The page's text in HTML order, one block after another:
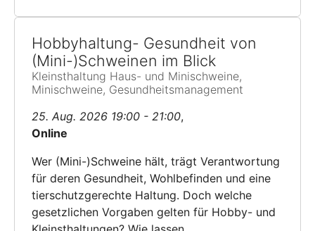
Hobbyhaltung- Gesundheit von
(Mini-)Schweinen im Blick
Kleinsthaltung Haus- und Minischweine,
Minischweine, Gesundheitsmanagement
25. Aug. 2026 19:00 - 21:00,
Online
Wer (Mini-)Schweine hält, trägt Verantwortung
für deren Gesundheit, Wohlbefinden und eine
tierschutzgerechte Haltung. Doch welche
gesetzlichen Vorgaben gelten für Hobby- und